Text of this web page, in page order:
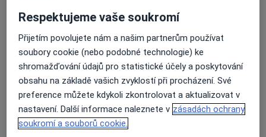
14 názorů
Recenze pacientů jsou pro nás důležité.
Specialisté nemají možnost zaplatit za
odstranění nebo změnu recenze pacienta.
Další informace.Další informace o názorech
Respektujeme vaše soukromí
Přijetím povolujete nám a našim partnerům používat
soubory cookie (nebo podobné technologie) ke
shromažďování údajů pro statistické účely a poskytování
obsahu na základě vašich zvyklostí při procházení. Své
preference můžete kdykoli zkontrolovat a aktualizovat v
nastavení. Další informace naleznete v zásadách ochrany
soukromí a souborů cookie.